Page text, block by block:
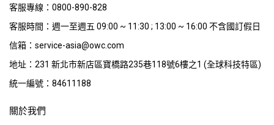
客服專線：0800-890-828
客服時間：週一至週五 09:00 ~ 11:30 ; 13:00 ~ 16:00 不含國訂假日
信箱：service-asia@owc.com
地址：231 新北市新店區寶橋路235巷118號6樓之1 (全球科技特區)
統一編號：84611188
關於我們